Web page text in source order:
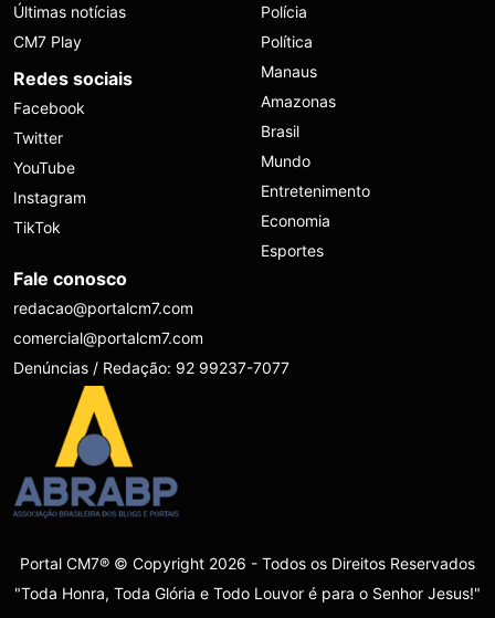
Últimas notícias
CM7 Play
Redes sociais
Facebook
Twitter
YouTube
Instagram
TikTok
Polícia
Política
Manaus
Amazonas
Brasil
Mundo
Entretenimento
Economia
Esportes
Fale conosco
redacao@portalcm7.com
comercial@portalcm7.com
Denúncias / Redação: 92 99237-7077
Portal CM7® © Copyright 2026 - Todos os Direitos Reservados
"Toda Honra, Toda Glória e Todo Louvor é para o Senhor Jesus!"